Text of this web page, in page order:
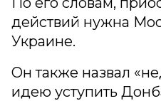
действий нужна
Украине.
Он также назвал
идею уступить